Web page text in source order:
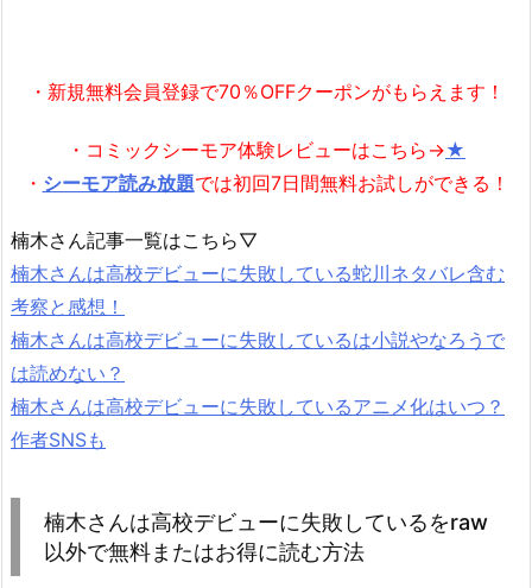
・新規無料会員登録で70％OFFクーポンがもらえます！
・コミックシーモア体験レビューはこちら→★
・ シーモア読み放題では初回7日間無料お試しができる！
楠木さん記事一覧はこちら▽
楠木さんは高校デビューに失敗している蛇川ネタバレ含む
考察と感想！
楠木さんは高校デビューに失敗しているは小説やなろうで
は読めない？
楠木さんは高校デビューに失敗しているアニメ化はいつ？
作者SNSも
楠木さんは高校デビューに失敗しているをraw
以外で無料またはお得に読む方法